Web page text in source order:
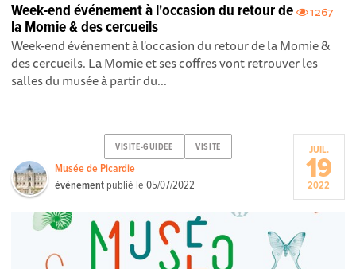
1267
Week-end événement à l'occasion du retour de
la Momie & des cercueils
Week-end événement à l'occasion du retour de la Momie &
des cercueils. La Momie et ses coffres vont retrouver les
salles du musée à partir du...
VISITE-GUIDEE VISITE
Musée de Picardie
événement publié le05/07/2022
JUIL.
19
2022